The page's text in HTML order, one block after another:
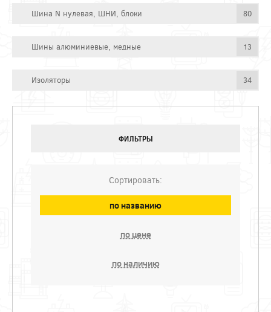
Шина N нулевая, ШНИ, блоки 80
Шины алюминиевые, медные 13
Изоляторы 34
ФИЛЬТРЫ
Сортировать:
по названию
по цене
по наличию